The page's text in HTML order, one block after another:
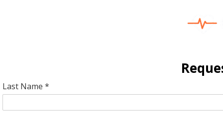
Last Name *